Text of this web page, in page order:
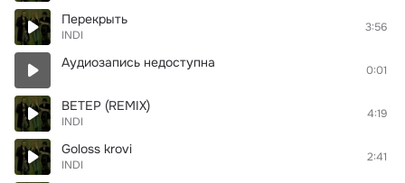
Перекрыть
INDI
3:56
Аудиозапись недоступна 0:01
ВЕТЕР (REMIX)
INDI
4:19
Goloss krovi
INDI
2:41